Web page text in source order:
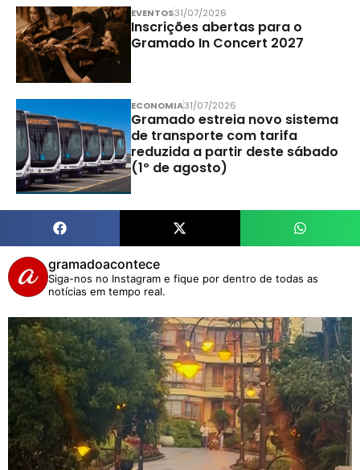
EVENTOS31/07/2026
Inscrições abertas para o
Gramado In Concert 2027
ECONOMIA31/07/2026
Gramado estreia novo sistema
de transporte com tarifa
reduzida a partir deste sábado
(1º de agosto)
gramadoacontece
Siga-nos no Instagram e fique por dentro de todas as
notícias em tempo real.